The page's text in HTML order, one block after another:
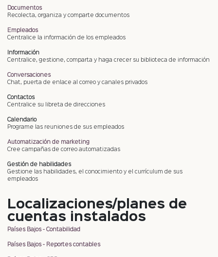
Documentos
Recolecta, organiza y comparte documentos
Empleados
Centralice la información de los empleados
Información
Centralice, gestione, comparta y haga crecer su biblioteca de información
Conversaciones
Chat, puerta de enlace al correo y canales privados
Contactos
Centralice su libreta de direcciones
Calendario
Programe las reuniones de sus empleados
Automatización de marketing
Cree campañas de correo automatizadas
Gestión de habilidades
Gestione las habilidades, el conocimiento y el currículum de sus
empleados
Localizaciones/planes de
cuentas instalados
Países Bajos - Contabilidad
Países Bajos - Reportes contables